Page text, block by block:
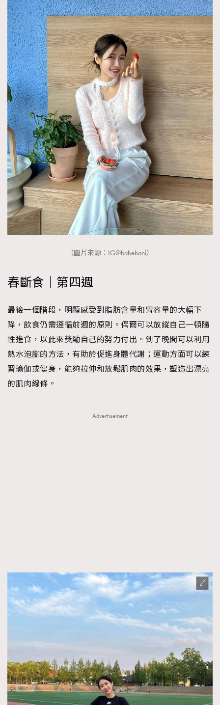
（圖片來源：IG@babebani）
春斷食｜第四週
最後一個階段，明顯感受到脂肪含量和胃容量的大幅下
降，飲食仍需遵循前週的原則。偶爾可以放縱自己一頓隨
性進食，以此來獎勵自己的努力付出。到了晚間可以利用
熱水泡腳的方法，有助於促進身體代謝；運動方面可以練
習瑜伽或健身，能夠拉伸和放鬆肌肉的效果，塑造出漂亮
的肌肉線條。
Advertisement